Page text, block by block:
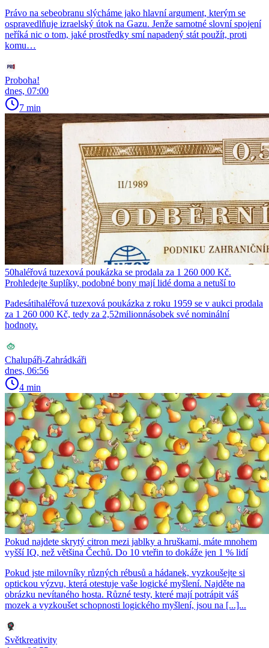
Právo na sebeobranu slýcháme jako hlavní argument, kterým se
ospravedlňuje izraelský útok na Gazu. Jenže samotné slovní spojení
neříká nic o tom, jaké prostředky smí napadený stát použít, proti
komu…
Proboha!
dnes, 07:00
7 min
50haléřová tuzexová poukázka se prodala za 1 260 000 Kč.
Prohledejte šuplíky, podobné bony mají lidé doma a netuší to
Padesátihaléřová tuzexová poukázka z roku 1959 se v aukci prodala
za 1 260 000 Kč, tedy za 2,52milionnásobek své nominální
hodnoty.
Chalupáři-Zahrádkáři
dnes, 06:56
4 min
Pokud najdete skrytý citron mezi jablky a hruškami, máte mnohem
vyšší IQ, než většina Čechů. Do 10 vteřin to dokáže jen 1 % lidí
Pokud jste milovníky různých rébusů a hádanek, vyzkoušejte si
optickou výzvu, která otestuje vaše logické myšlení. Najděte na
obrázku nevítaného hosta. Různé testy, které mají potrápit váš
mozek a vyzkoušet schopnosti logického myšlení, jsou na [...]...
Světkreativity